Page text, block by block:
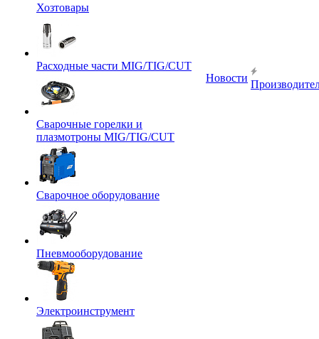
Хозтовары
Расходные части MIG/TIG/CUT
Сварочные горелки и
плазмотроны MIG/TIG/CUT
Сварочное оборудование
Пневмооборудование
Электроинструмент
Новости